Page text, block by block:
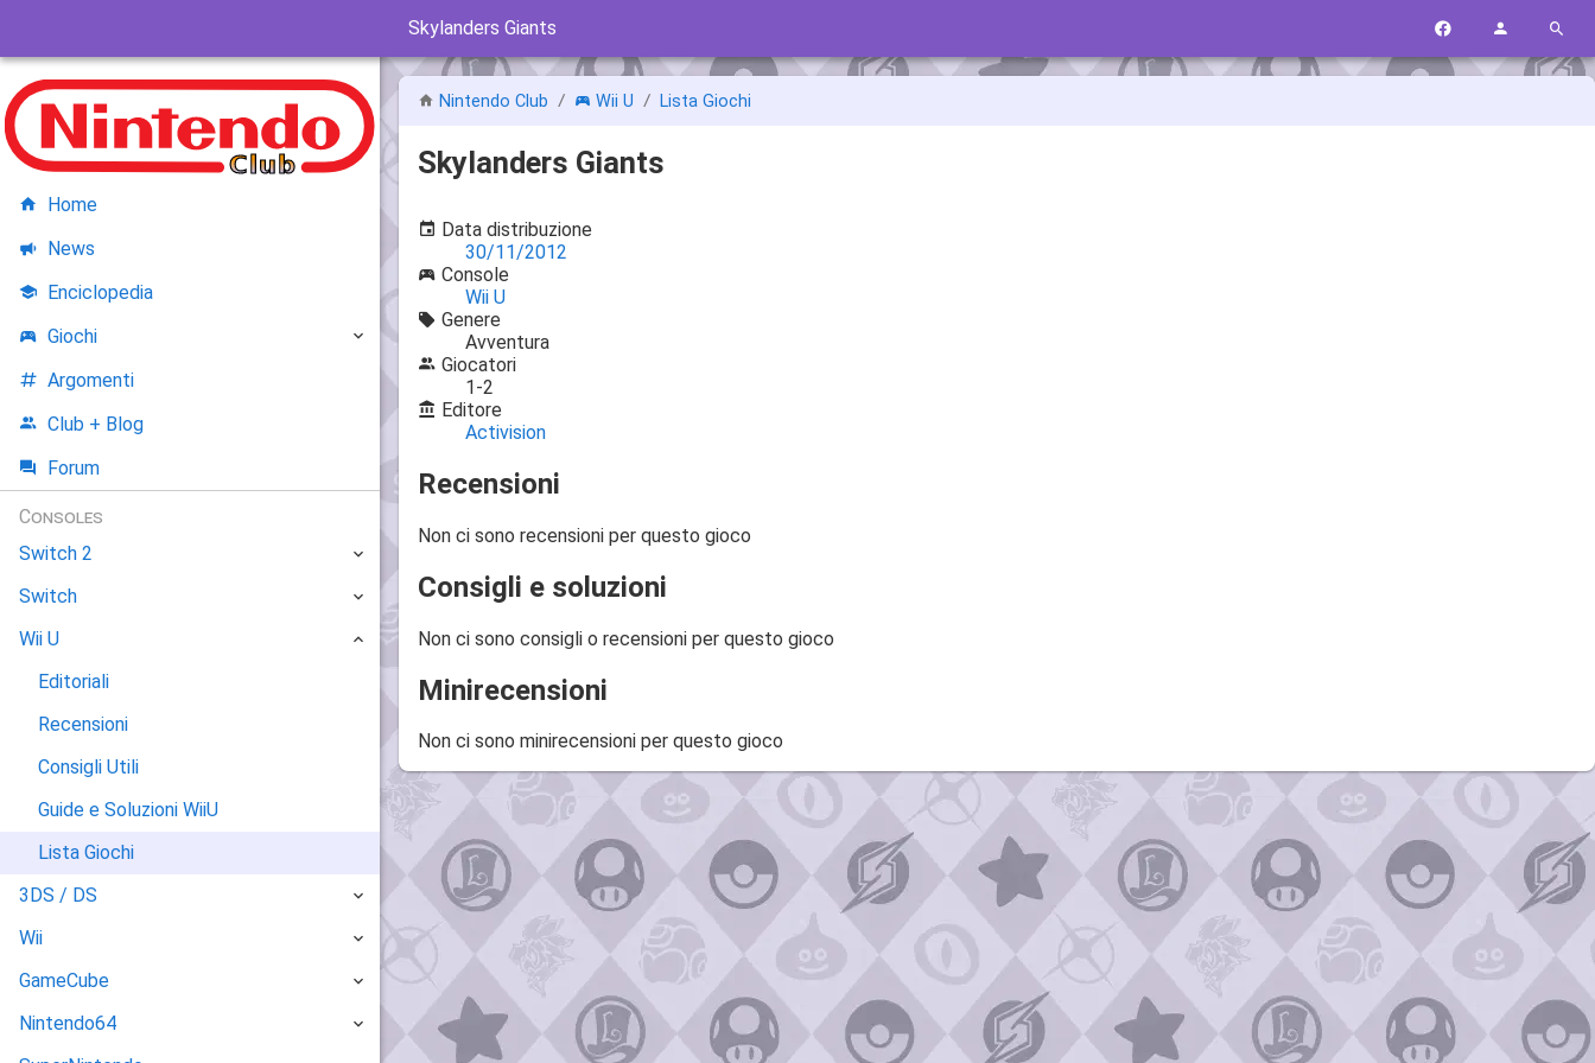
Skylanders Giants
Nintendo Club Wii U Lista Giochi
Skylanders Giants
Data distribuzione
30/11/2012
Console
Wii U
Genere
Avventura
Giocatori
1-2
Editore
Activision
Recensioni
Non ci sono recensioni per questo gioco
Consigli e soluzioni
Non ci sono consigli o recensioni per questo gioco
Minirecensioni
Non ci sono minirecensioni per questo gioco
Home
News
Enciclopedia
Giochi
Argomenti
Club + Blog
Forum
Consoles
Switch 2
Switch
Wii U
Editoriali
Recensioni
Consigli Utili
Guide e Soluzioni WiiU
Lista Giochi
3DS / DS
Wii
GameCube
Nintendo64